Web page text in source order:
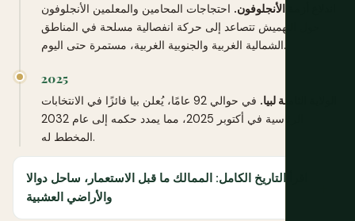
اندلاع أزمة الأنجلوفون. احتجاجات المحامين والمعلمين الأنجلوفون
حول التهميش تتصاعد إلى حركة انفصالية مسلحة في المناطق
الشمالية الغربية والجنوبية الغربية، مستمرة حتى اليوم.
2025
الولاية الثامنة لبيا.
في حوالي 92 عامًا، يُعلن بيا فائزًا في الانتخابات
الرئاسية في أكتوبر 2025، مما يمدد حكمه إلى عام 2032
المخطط له.
اقرأ التاريخ الكامل: الممالك ما قبل الاستعمار، ساحل دوالا
والأراضي العشبية